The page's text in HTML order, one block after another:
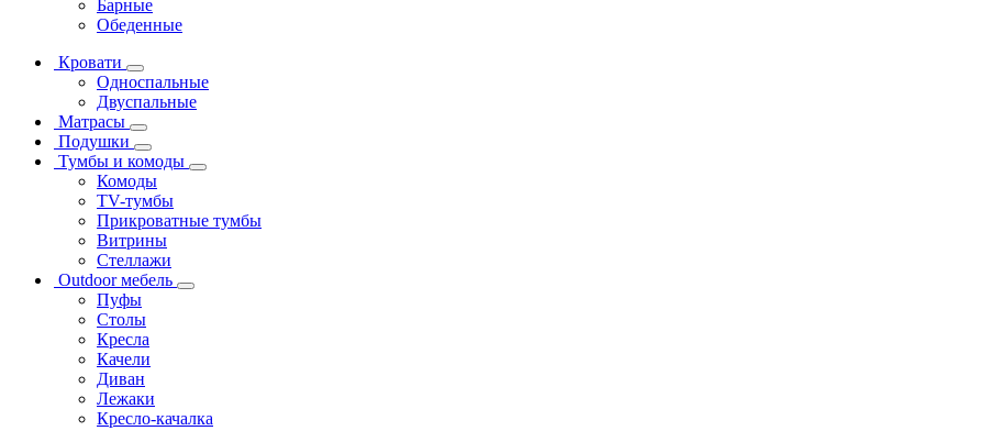
Барные
Обеденные
Кровати
Односпальные
Двуспальные
Матрасы
Подушки
Тумбы и комоды
Комоды
ТV-тумбы
Прикроватные тумбы
Витрины
Стеллажи
Outdoor мебель
Пуфы
Столы
Кресла
Качели
Диван
Лежаки
Кресло-качалка